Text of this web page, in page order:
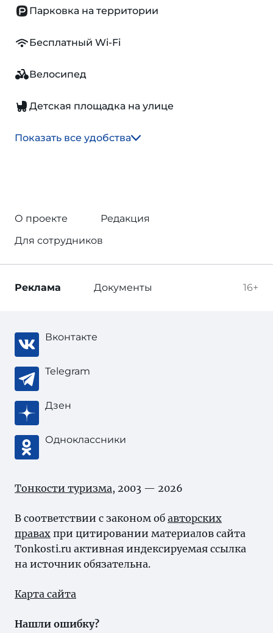
Парковка на территории
Бесплатный Wi-Fi
Велосипед
Детская площадка на улице
Показать все удобства
О проекте
Редакция
Для сотрудников
16+
Реклама Документы
Вконтакте
Telegram
Дзен
Одноклассники
Тонкости туризма, 2003 — 2026
В соответствии с законом об авторских
правах при цитировании материалов сайта
Tonkosti.ru активная индексируемая ссылка
на источник обязательна.
Карта сайта
Нашли ошибку?